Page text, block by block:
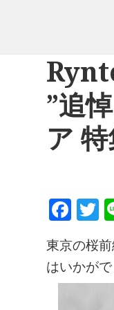
”追
ア
F
c
e
T
東京の桜
はいかが